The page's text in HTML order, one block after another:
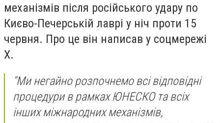
механізмів після російського удару по
Києво-Печерській лаврі у ніч проти 15
червня. Про це він написав у соцмережі
Х.
"Ми негайно розпочнемо всі відповідні
процедури в рамках ЮНЕСКО та всіх
інших міжнародних механізмів,